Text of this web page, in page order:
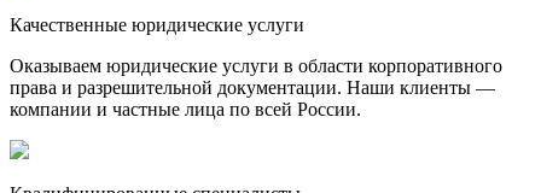
Качественные юридические услуги
Оказываем юридические услуги в области корпоративного
права и разрешительной документации. Наши клиенты —
компании и частные лица по всей России.